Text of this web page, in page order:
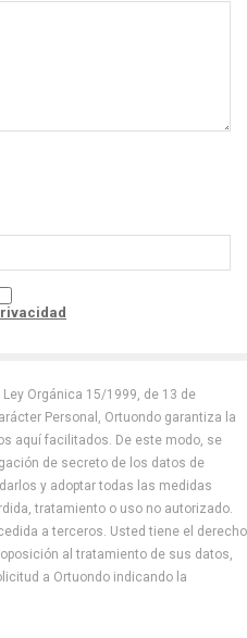
Orgánica 15/1999, de 13 de
Personal, Ortuondo garantiza la
aquí facilitados. De este modo, se
de secreto de los datos de
y adoptar todas las medidas
tratamiento o uso no autorizado.
a terceros. Usted tiene el derecho
al tratamiento de sus datos,
a Ortuondo indicando la